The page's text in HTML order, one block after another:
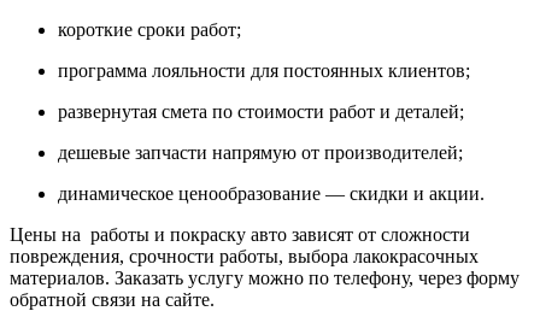
короткие сроки работ;
программа лояльности для постоянных клиентов;
развернутая смета по стоимости работ и деталей;
дешевые запчасти напрямую от производителей;
динамическое ценообразование — скидки и акции.
Цены на работы и покраску авто зависят от сложности
повреждения, срочности работы, выбора лакокрасочных
материалов. Заказать услугу можно по телефону, через форму
обратной связи на сайте.